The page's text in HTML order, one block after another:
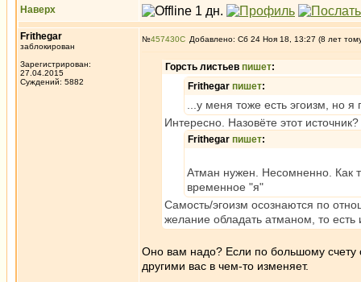
Наверх
Frithegar
заблокирован
Зарегистрирован:
27.04.2015
Суждений: 5882
№457430 Добавлено: Сб 24 Ноя 18, 13:27 (8 лет
Горсть листьев пишет:
Frithegar пишет:
...у меня тоже есть эгоизм, но
Интересно. Назовёте этот источник?
Frithegar пишет:
Атман нужен. Несомненно. Как
временное "я"
Самость/эгоизм осознаются по
желание обладать атманом, то есть
Оно вам надо? Если по большому счету
другими вас в чем-то изменяет.